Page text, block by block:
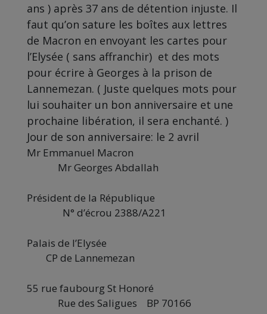
ans ) après 37 ans de détention injuste. Il
faut qu’on sature les boîtes aux lettres
de Macron en envoyant les cartes pour
l’Elysée ( sans affranchir) et des mots
pour écrire à Georges à la prison de
Lannemezan. ( Juste quelques mots pour
lui souhaiter un bon anniversaire et une
prochaine libération, il sera enchanté. )
Jour de son anniversaire: le 2 avril
Mr Emmanuel Macron
Mr Georges Abdallah
Président de la République
N° d’écrou 2388/A221
Palais de l’Elysée
CP de Lannemezan
55 rue faubourg St Honoré
Rue des Saligues BP 70166